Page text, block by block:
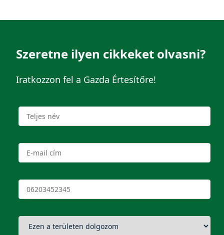
Szeretne ilyen cikkeket olvasni?
Iratkozzon fel a Gazda Értesítőre!